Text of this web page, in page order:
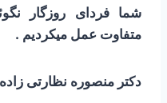
شما فردای روزگار
متفاوت عمل می­­کردیم .
دکتر منصوره نظارتی زاده